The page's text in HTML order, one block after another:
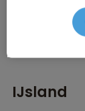
IJsland